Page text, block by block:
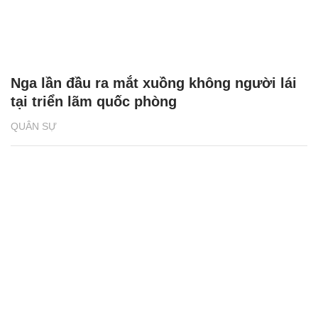
QUÂN SỰ
Nga lần đầu ra mắt xuồng không người lái
tại triển lãm quốc phòng